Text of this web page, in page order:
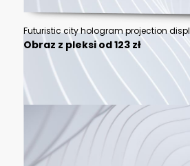
Obraz z pleksi od 123 zł